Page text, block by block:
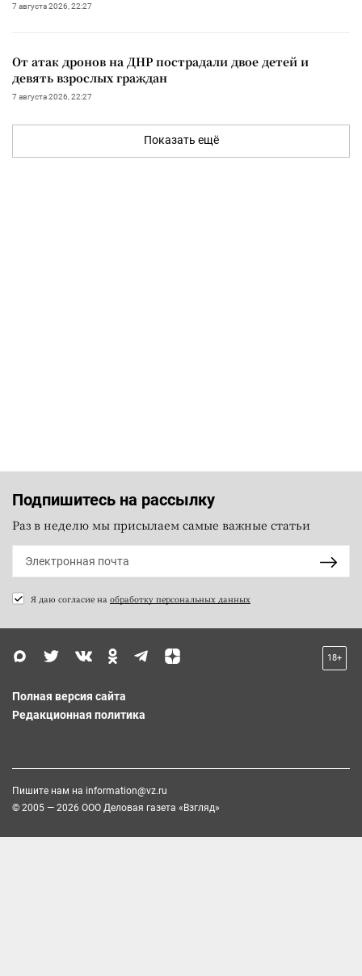
7 августа 2026, 22:27
От атак дронов на ДНР пострадали двое детей и
девять взрослых граждан
7 августа 2026, 22:27
Показать ещё
Подпишитесь на рассылку
Раз в неделю мы присылаем самые важные статьи
Я даю согласие на обработку персональных данных
18+
Полная версия сайта
Редакционная политика
Пишите нам на information@vz.ru
© 2005 — 2026 ООО Деловая газета «Взгляд»